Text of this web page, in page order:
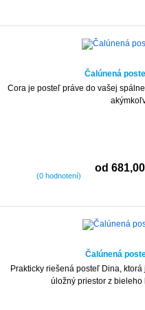
Čalúnená
Cora je posteľ práve do vašej
(0 hodnotení)
od
Čalúnená
Prakticky riešená posteľ Dina,
úložný priestor z bieleho